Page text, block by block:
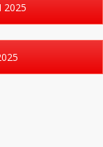
2025